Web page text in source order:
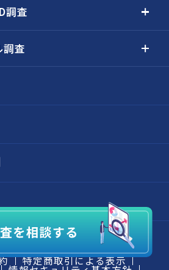
調査
査
頼・受託調査 弊社の強み
特定商取引による表示